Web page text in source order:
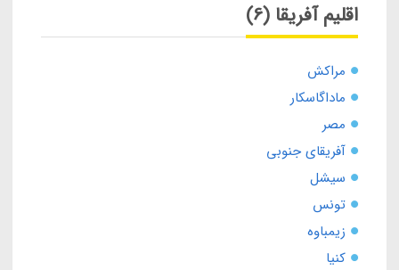
اقلیم آفریقا (6)
مراکش
ماداگاسکار
مصر
آفریقای جنوبی
سیشل
تونس
زیمباوه
کنیا